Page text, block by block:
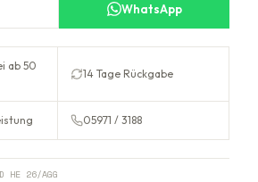
WhatsApp
ab 50
14 Tage Rückgabe
05971 / 3188
D HE 26/AGG